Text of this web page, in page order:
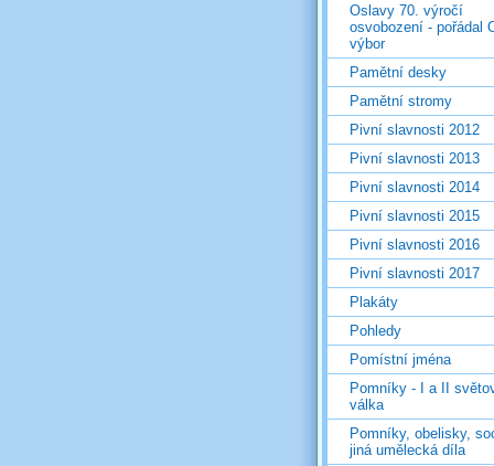
Oslavy 70. výročí
osvobození - pořádal
výbor
Pamětní desky
Pamětní stromy
Pivní slavnosti 2012
Pivní slavnosti 2013
Pivní slavnosti 2014
Pivní slavnosti 2015
Pivní slavnosti 2016
Pivní slavnosti 2017
Plakáty
Pohledy
Pomístní jména
Pomníky - I a II
válka
Pomníky, obelisky,
jiná umělecká díla